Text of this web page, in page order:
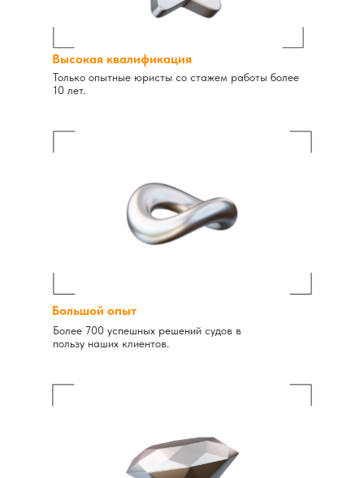
Высокая квалификация
Только опытные юристы со стажем работы более
10 лет.
Большой опыт
Более 700 успешных решений судов в
пользу наших клиентов.